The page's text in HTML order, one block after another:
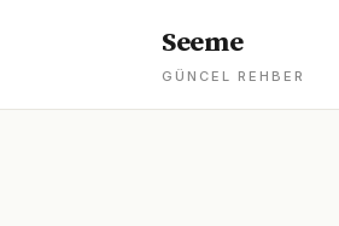
Seeme
GÜNCEL REHBER